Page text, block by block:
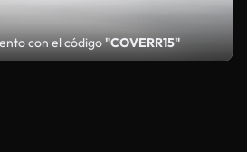
con el código"COVERR15"